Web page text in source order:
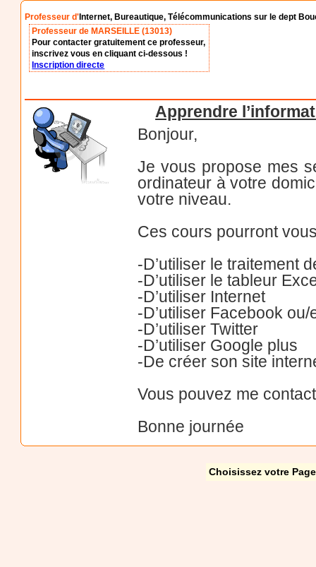
Professeur d'Internet, Bureautique, Télécommunications sur le dept
Professeur de MARSEILLE (13013)
Pour contacter gratuitement ce professeur,
inscrivez vous en cliquant ci-dessous !
Inscription directe
Apprendre
Bonjour,
Je vous propose mes
ordinateur à votre
votre niveau.
Ces cours pourront
-D’utiliser le traitement
-D’utiliser le tableur
-D’utiliser Internet
-D’utiliser Facebook
-D’utiliser Twitter
-D’utiliser Google plus
-De créer son site
Vous pouvez me
Bonne journée
Choisissez votre